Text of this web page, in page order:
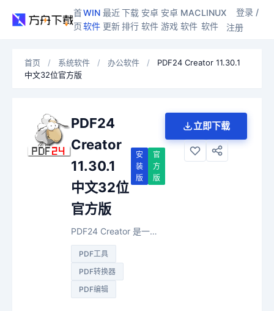
首
页
WIN
软件
最近
更新
下载
排行
安卓
软件
安卓
游戏
MAC
软件
LINUX
软件
登录 /
注册
首页 / 系统软件 / 办公软件 /
PDF24 Creator 11.30.1
中文32位官方版
PDF24
Creator
11.30.1
中文32位
官方版
安
装
版
官
方
版
PDF24 Creator 是一款面向 Windows 的全能型 PDF 工具箱，集成了 PDF 创建、编辑、转换、压缩等 25+ 种功能。通过虚拟打印机将任意可打印文件转换为 PDF，支持拖放式界面编辑，所有处理均在本地完成，无需联网，完全免费且无功能限制。
PDF工具
PDF转换器
PDF编辑
立即下载